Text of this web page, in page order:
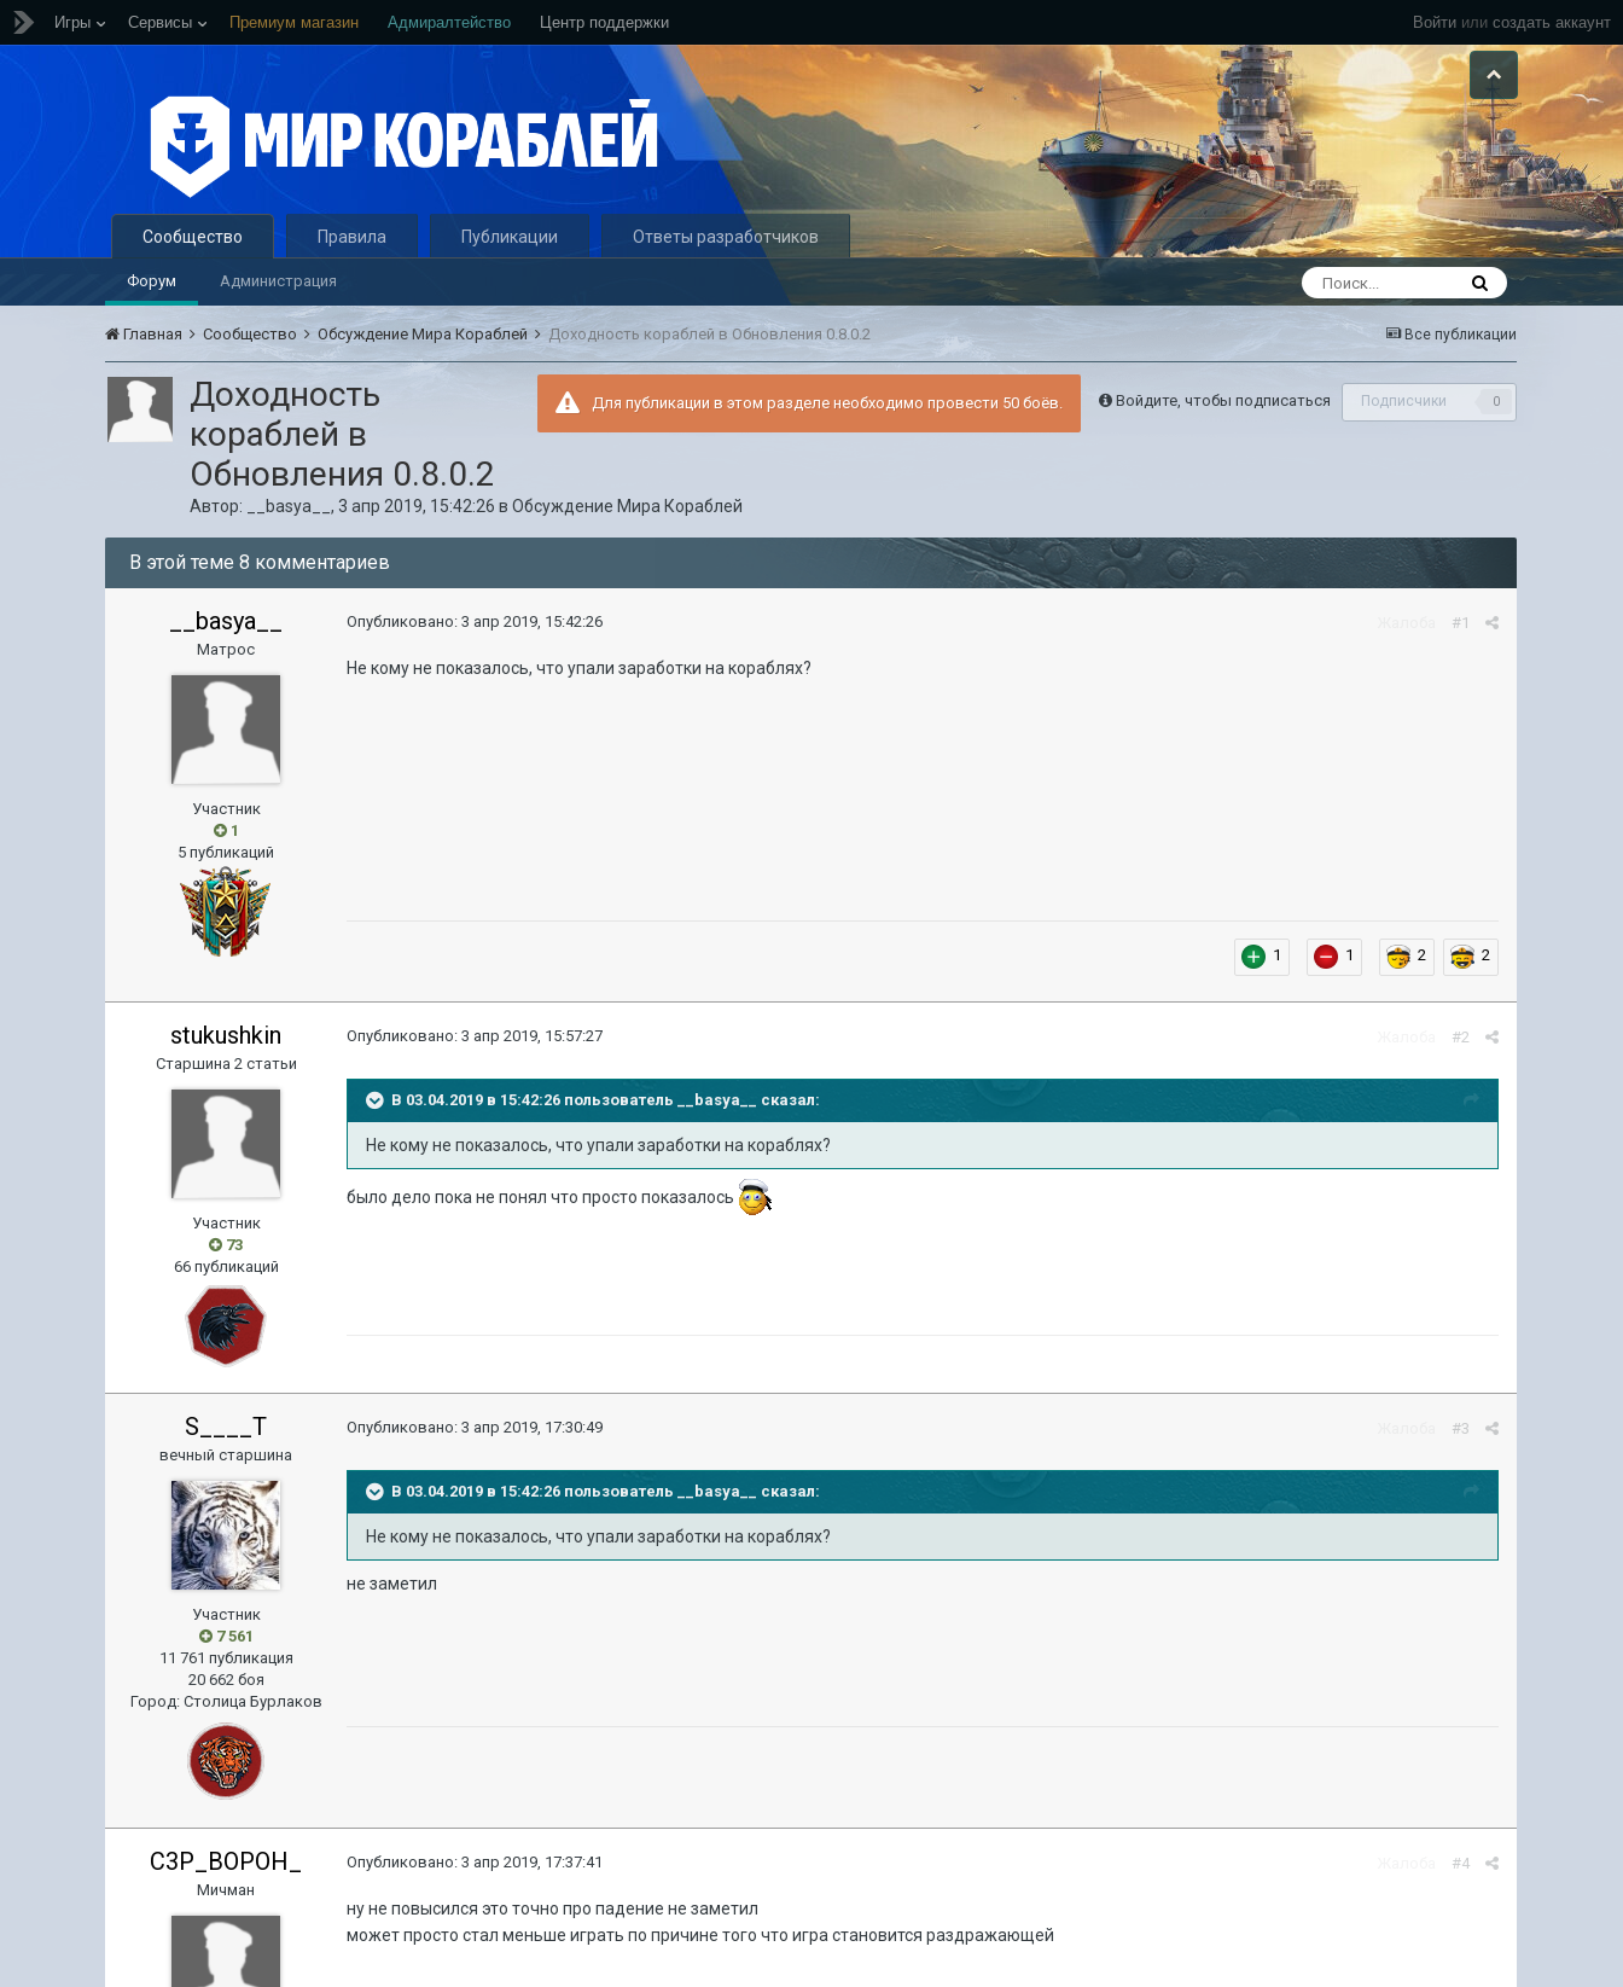
Войти или создать аккаунт
Игры Сервисы Премиум магазин Адмиралтейство Центр поддержки
Сообщество
Форум Администрация
Правила Публикации Ответы разработчиков
Все публикации
Главная Сообщество Обсуждение Мира Кораблей Доходность кораблей в Обновления 0.8.0.2
Войдите, чтобы подписаться Подписчики 0
Для публикации в этом разделе необходимо провести 50 боёв.
Доходность
кораблей в
Обновления 0.8.0.2
Автор: __basya__,3 апр 2019, 15:42:26 вОбсуждение Мира Кораблей
В этой теме 8 комментариев
__basya__
Матрос
Участник
1
5 публикаций
#1
Опубликовано:3 апр 2019, 15:42:26
Не кому не показалось, что упали заработки на кораблях?
1 1 2 2
stukushkin
Старшина 2 статьи
Участник
73
66 публикаций
#2
Опубликовано:3 апр 2019, 15:57:27
В 03.04.2019 в 15:42:26 пользователь __basya__ сказал:
Не кому не показалось, что упали заработки на кораблях?
было дело пока не понял что просто показалось
S____T
вечный старшина
Участник
7 561
11 761 публикация
20 662 боя
Город: Столица Бурлаков
#3
Опубликовано:3 апр 2019, 17:30:49
В 03.04.2019 в 15:42:26 пользователь __basya__ сказал:
Не кому не показалось, что упали заработки на кораблях?
не заметил
C3P_BOPOH_
Мичман
#4
Опубликовано:3 апр 2019, 17:37:41
ну не повысился это точно про падение не заметил
может просто стал меньше играть по причине того что игра становится раздражающей